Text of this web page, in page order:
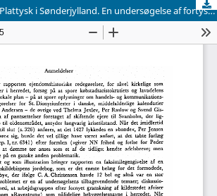
H. V. Gregersen: Plattysk i Sønderjylland. En undersøgelse af fortyskningens historie indtil 1600-årene. Odense University Studies in History and Social Sciences 19. Odense, Universitetsforlaget 1974. 393 s.; 100 kr. +moms.